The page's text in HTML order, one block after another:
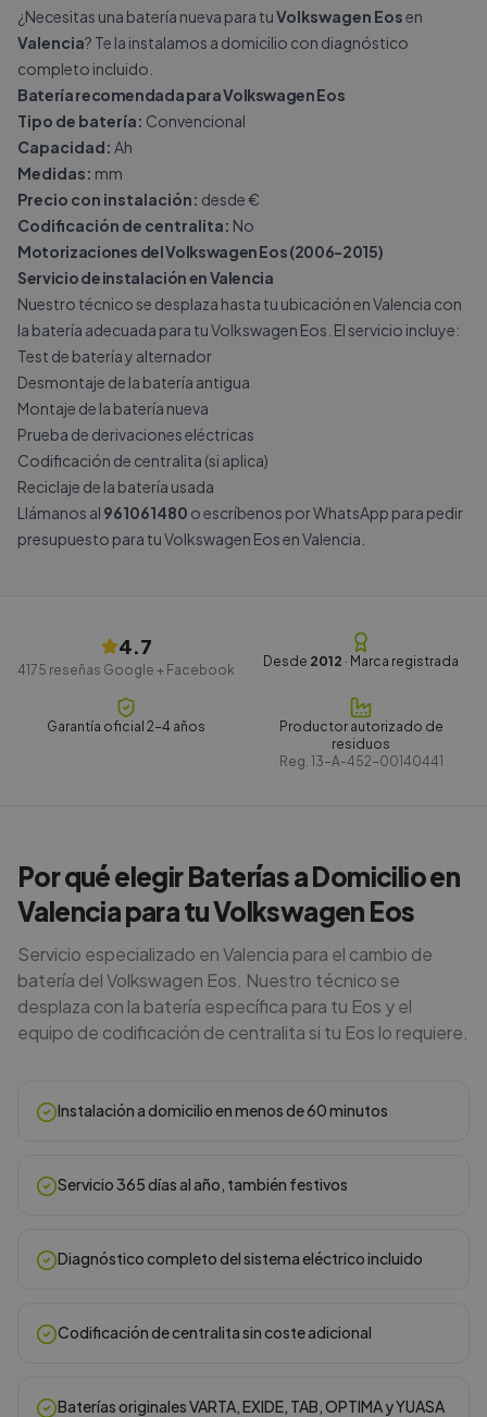
¿Necesitas una batería nueva para tuVolkswagen Eosen
Valencia? Te la instalamos a domicilio con diagnóstico
completo incluido.
Batería recomendada para Volkswagen Eos
Tipo de batería: Convencional
Capacidad: Ah
Medidas: mm
Precio con instalación: desde €
Codificación de centralita: No
Motorizaciones del Volkswagen Eos (2006-2015)
Servicio de instalación en Valencia
Nuestro técnico se desplaza hasta tu ubicación en Valencia con
la batería adecuada para tu Volkswagen Eos. El servicio incluye:
Test de batería y alternador
Desmontaje de la batería antigua
Montaje de la batería nueva
Prueba de derivaciones eléctricas
Codificación de centralita (si aplica)
Reciclaje de la batería usada
Llámanos al 961061480 o escríbenos porWhatsApp para pedir
presupuesto para tu Volkswagen Eos en Valencia.
4.7
4175 reseñas Google + Facebook
Desde 2012 · Marca registrada
Garantía oficial 2-4 años
Productor autorizado de
residuos
Reg. 13-A-452-00140441
Por qué elegir Baterías a Domicilio en
Valencia para tu Volkswagen Eos
Servicio especializado en Valencia para el cambio de
batería del Volkswagen Eos. Nuestro técnico se
desplaza con la batería específica para tu Eos y el
equipo de codificación de centralita si tu Eos lo requiere.
Instalación a domicilio en menos de 60 minutos
Servicio 365 días al año, también festivos
Diagnóstico completo del sistema eléctrico incluido
Codificación de centralita sin coste adicional
Baterías originales VARTA, EXIDE, TAB, OPTIMA y YUASA